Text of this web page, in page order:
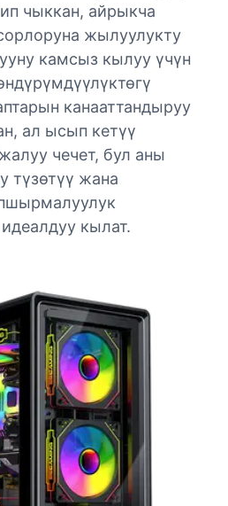
чыккан, айрыкча
жылуулукту
камсыз кылуу үчүн
канааттандыруу
ал ысып кетүү
чечет, бул аны
түзөтүү жана
кылат.